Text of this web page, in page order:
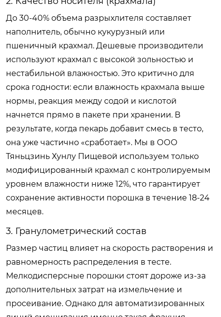
До 30-40% объема разрыхлителя составляет
наполнитель, обычно кукурузный или
пшеничный крахмал. Дешевые производители
используют крахмал с высокой зольностью и
нестабильной влажностью. Это критично для
срока годности: если влажность крахмала выше
нормы, реакция между содой и кислотой
начнется прямо в пакете при хранении. В
результате, когда пекарь добавит смесь в тесто,
она уже частично «сработает». Мы в ООО
Тяньцзинь Хунлу Пищевой используем только
модифицированный крахмал с контролируемым
уровнем влажности ниже 12%, что гарантирует
сохранение активности порошка в течение 18-24
месяцев.
3. Гранулометрический состав
Размер частиц влияет на скорость растворения и
равномерность распределения в тесте.
Мелкодисперсные порошки стоят дороже из-за
дополнительных затрат на измельчение и
просеивание. Однако для автоматизированных